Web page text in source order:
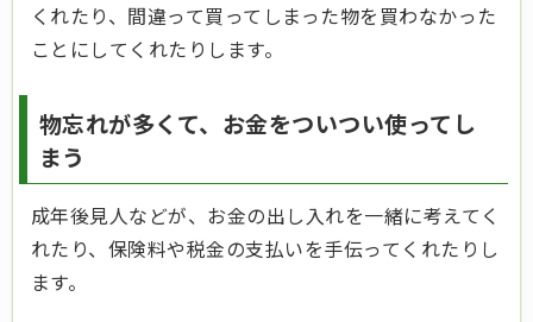
くれたり、間違って買ってしまった物を買わなかった
ことにしてくれたりします。
物忘れが多くて、お金をついつい使ってし
まう
成年後見人などが、お金の出し入れを一緒に考えてく
れたり、保険料や税金の支払いを手伝ってくれたりし
ます。